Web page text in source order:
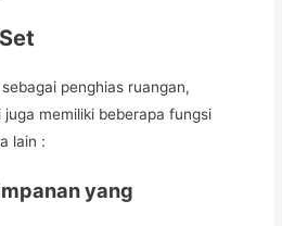
penghias ruangan,
memiliki beberapa fungsi
lain :
yang